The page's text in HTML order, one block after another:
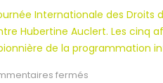
infox
Internationale des Droits
Hubertine Auclert. Les cinq
de la programmation
fermés